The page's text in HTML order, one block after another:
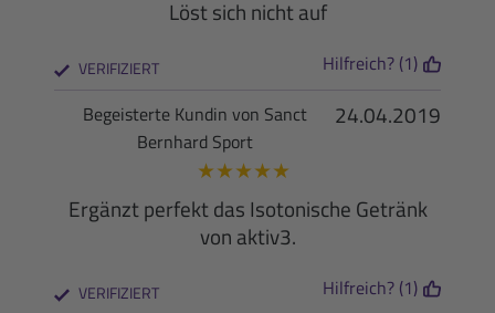
Löst sich nicht auf
VERIFIZIERT Hilfreich? (1)
24.04.2019
Begeisterte Kundin von Sanct
Bernhard Sport
★★★★★
Ergänzt perfekt das Isotonische Getränk
von aktiv3.
VERIFIZIERT Hilfreich? (1)